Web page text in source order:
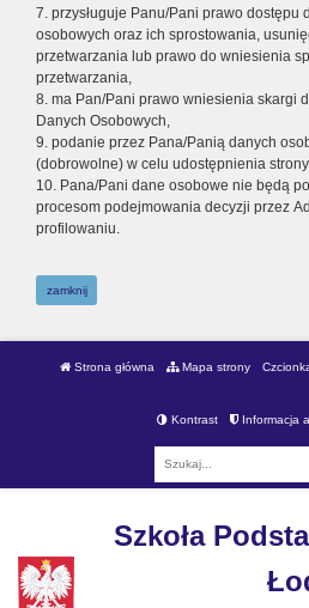
7. przysługuje Panu/Pani prawo dostępu
osobowych oraz ich sprostowania,
przetwarzania lub prawo do wniesienia
przetwarzania,
8. ma Pan/Pani prawo wniesienia skargi
Danych Osobowych,
9. podanie przez Pana/Panią danych
(dobrowolne) w celu udostępnienia
10. Pana/Pani dane osobowe nie będą
procesom podejmowania decyzji przez
profilowaniu.
zamknij
Strona główna Mapa strony
Kontrast Informacja
Szkoła